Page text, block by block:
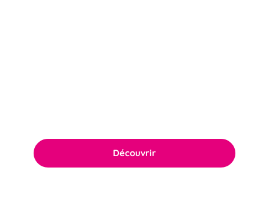
Découvrir